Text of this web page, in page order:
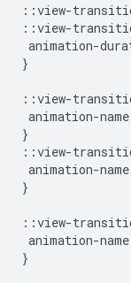
::view-
::view-
animation-
}
::view-
animation-name
}
::view-
animation-name
}
::view-
animation-name
}